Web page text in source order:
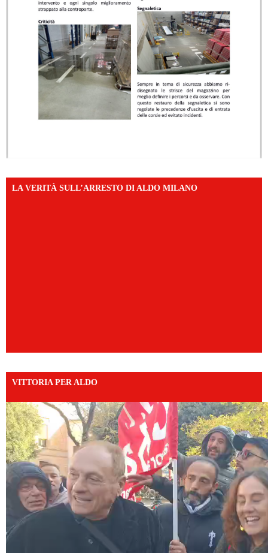
LA VERITÀ SULL’ARRESTO DI ALDO MILANO
VITTORIA PER ALDO